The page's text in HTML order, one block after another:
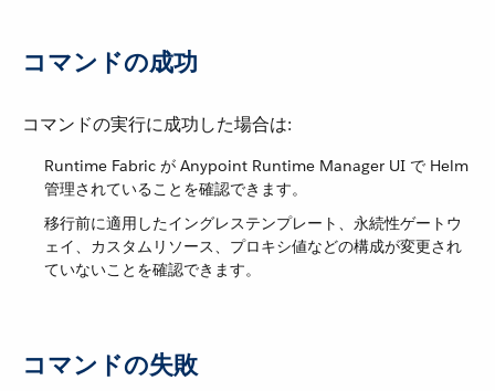
コマンドの成功
コマンドの実行に成功した場合は:
Runtime Fabric が Anypoint Runtime Manager UI で Helm
管理されていることを確認できます。
移行前に適用したイングレステンプレート、永続性ゲートウ
ェイ、カスタムリソース、プロキシ値などの構成が変更され
ていないことを確認できます。
コマンドの失敗